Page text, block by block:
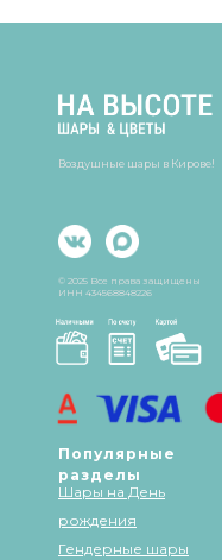
Популярные
разделы
Шары на День
рождения
© 2025 Все права защищены
Гендерные шары
ИНН 434568848226
Воздушные шары в Кирове!